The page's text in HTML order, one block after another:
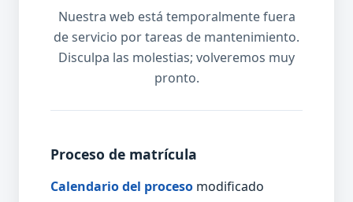
Nuestra web está temporalmente fuera
de servicio por tareas de mantenimiento.
Disculpa las molestias; volveremos muy
pronto.
Proceso de matrícula
Calendario del proceso modificado